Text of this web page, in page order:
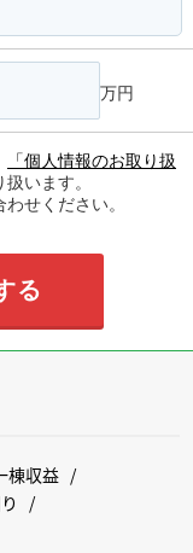
万円
「個人情報のお取り扱
います。
せください。
る
棟収益